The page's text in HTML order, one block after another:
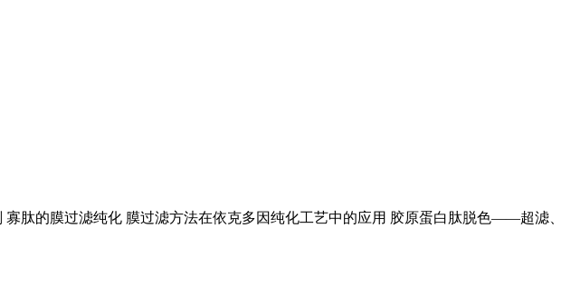
寡肽的膜过滤纯化 膜过滤方法在依克多因纯化工艺中的应用 胶原蛋白肽脱色——超滤、